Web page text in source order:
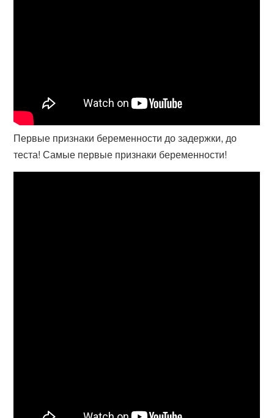
Первые признаки беременности до задержки, до
теста! Самые первые признаки беременности!